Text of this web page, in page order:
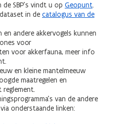
SBP’s vindt u op Geopunt.
in de catalogus van de
andere akkervogels kunnen
voor
voor akkerfauna, meer info
en kleine mantelmeeuw
maatregelen en
reglement.
van de andere
onderstaande linken: